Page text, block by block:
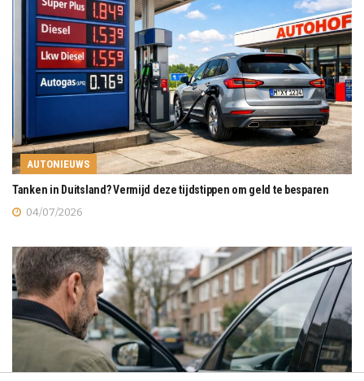
AUTONIEUWS
Tanken in Duitsland? Vermijd deze tijdstippen om geld te besparen
04/07/2026